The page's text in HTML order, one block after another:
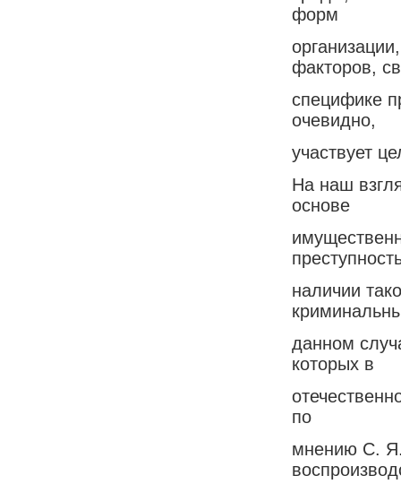
форм
факторов,
специфике
очевидно,
участвует
На наш
основе
наличии
данном
которых в
по
мнению С.